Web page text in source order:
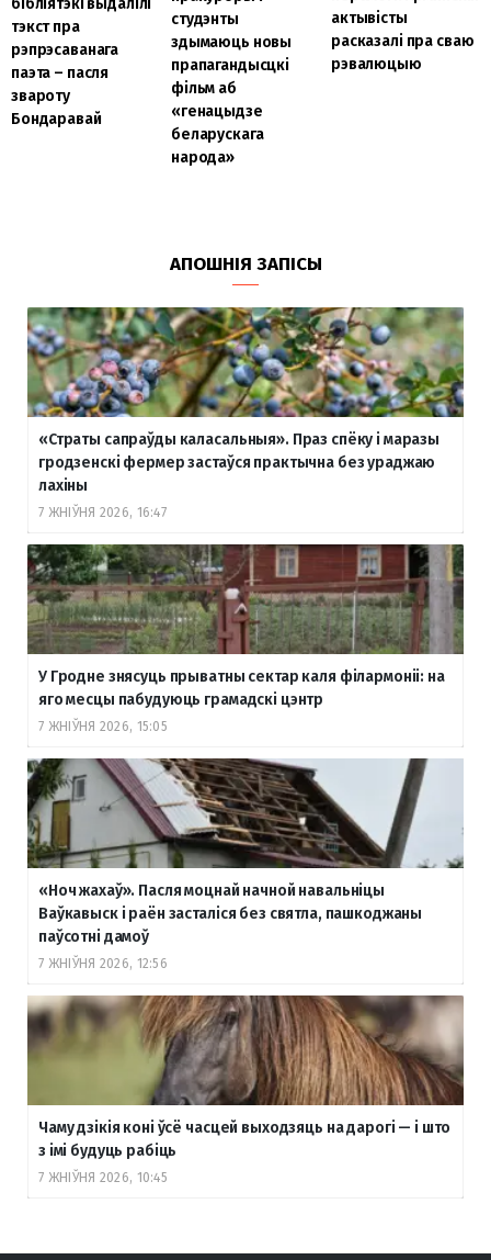
бібліятэкі выдалілі
тэкст пра
рэпрэсаванага
паэта – пасля
звароту
Бондаравай
студэнты
здымаюць новы
прапагандысцкі
фільм аб
«генацыдзе
беларускага
народа»
актывісты
расказалі пра сваю
рэвалюцыю
АПОШНІЯ ЗАПІСЫ
«Страты сапраўды каласальныя». Праз спёку і маразы
гродзенскі фермер застаўся практычна без ураджаю
лахіны
7 ЖНІЎНЯ 2026, 16:47
У Гродне знясуць прыватны сектар каля філармоніі: на
яго месцы пабудуюць грамадскі цэнтр
7 ЖНІЎНЯ 2026, 15:05
«Ноч жахаў». Пасля моцнай начной навальніцы
Ваўкавыск і раён засталіся без святла, пашкоджаны
паўсотні дамоў
7 ЖНІЎНЯ 2026, 12:56
Чаму дзікія коні ўсё часцей выходзяць на дарогі — і што
з імі будуць рабіць
7 ЖНІЎНЯ 2026, 10:45